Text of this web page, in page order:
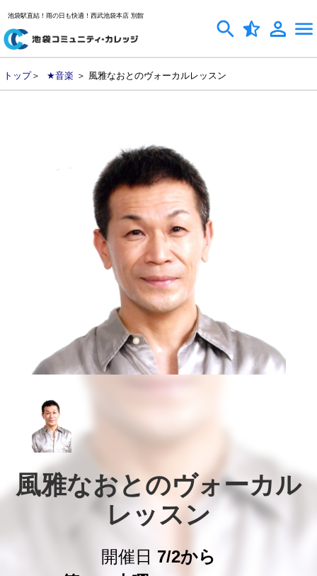
池袋駅直結！雨の日も快適！西武池袋本店 別館
トップ＞ ★音楽 ＞ 風雅なおとのヴォーカルレッスン
風雅なおとのヴォーカル
レッスン
開催日 7/2から